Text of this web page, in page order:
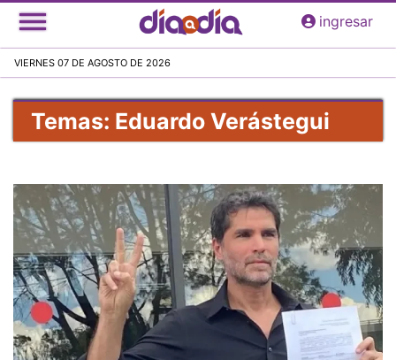
Pasar
al
principal
ingresar
VIERNES 07 DE AGOSTO DE 2026
Temas: Eduardo Verástegui